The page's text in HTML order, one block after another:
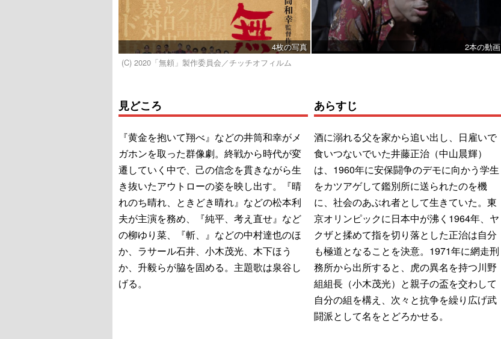
4枚の写真
2本の動画
(C) 2020「無頼」製作委員会／チッチオフィルム
見どころ
『黄金を抱いて翔べ』などの井筒和幸がメ
ガホンを取った群像劇。終戦から時代が変
遷していく中で、己の信念を貫きながら生
き抜いたアウトローの姿を映し出す。『晴
れのち晴れ、ときどき晴れ』などの松本利
夫が主演を務め、『純平、考え直せ』など
の柳ゆり菜、『斬、』などの中村達也のほ
か、ラサール石井、小木茂光、木下ほう
か、升毅らが脇を固める。主題歌は泉谷し
げる。
あらすじ
酒に溺れる父を家から追い出し、日雇いで
食いつないでいた井藤正治（中山晨輝）
は、1960年に安保闘争のデモに向かう学生
をカツアゲして鑑別所に送られたのを機
に、社会のあぶれ者として生きていた。東
京オリンピックに日本中が沸く1964年、ヤ
クザと揉めて指を切り落とした正治は自分
も極道となることを決意。1971年に網走刑
務所から出所すると、虎の異名を持つ川野
組組長（小木茂光）と親子の盃を交わして
自分の組を構え、次々と抗争を繰り広げ武
闘派として名をとどろかせる。